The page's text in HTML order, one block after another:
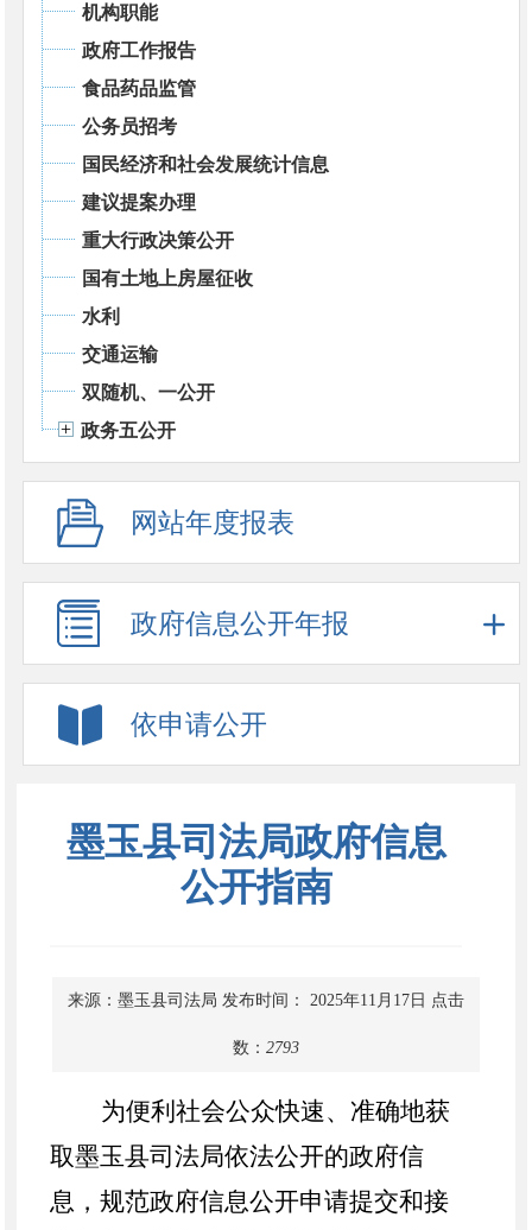
机构职能
政府工作报告
食品药品监管
公务员招考
国民经济和社会发展统计信息
建议提案办理
重大行政决策公开
国有土地上房屋征收
水利
交通运输
双随机、一公开
政务五公开
网站年度报表
政府信息公开年报
依申请公开
墨玉县司法局政府信息
公开指南
来源：墨玉县司法局 发布时间： 2025年11月17日 点击
数： 2793
为便利社会公众快速、准确地获
取墨玉县司法局依法公开的政府信
息，规范政府信息公开申请提交和接